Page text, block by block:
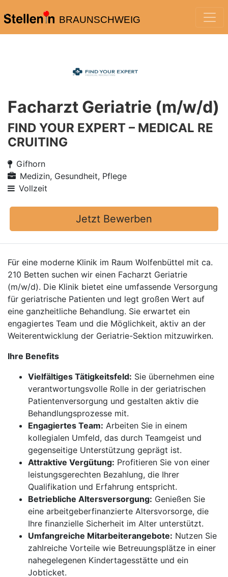
BRAUNSCHWEIG
Facharzt Geriatrie (m/w/d)
FIND YOUR EXPERT – MEDICAL RE
CRUITING
Gifhorn
Medizin, Gesundheit, Pflege
Vollzeit
Jetzt Bewerben
Für eine moderne Klinik im Raum Wolfenbüttel mit ca.
210 Betten suchen wir einen Facharzt Geriatrie
(m/w/d). Die Klinik bietet eine umfassende Versorgung
für geriatrische Patienten und legt großen Wert auf
eine ganzheitliche Behandlung. Sie erwartet ein
engagiertes Team und die Möglichkeit, aktiv an der
Weiterentwicklung der Geriatrie-Sektion mitzuwirken.
Ihre Benefits
Vielfältiges Tätigkeitsfeld: Sie übernehmen eine
verantwortungsvolle Rolle in der geriatrischen
Patientenversorgung und gestalten aktiv die
Behandlungsprozesse mit.
Engagiertes Team: Arbeiten Sie in einem
kollegialen Umfeld, das durch Teamgeist und
gegenseitige Unterstützung geprägt ist.
Attraktive Vergütung: Profitieren Sie von einer
leistungsgerechten Bezahlung, die Ihrer
Qualifikation und Erfahrung entspricht.
Betriebliche Altersversorgung: Genießen Sie
eine arbeitgeberfinanzierte Altersvorsorge, die
Ihre finanzielle Sicherheit im Alter unterstützt.
Umfangreiche Mitarbeiterangebote: Nutzen Sie
zahlreiche Vorteile wie Betreuungsplätze in einer
nahegelegenen Kindertagesstätte und ein
Jobticket.